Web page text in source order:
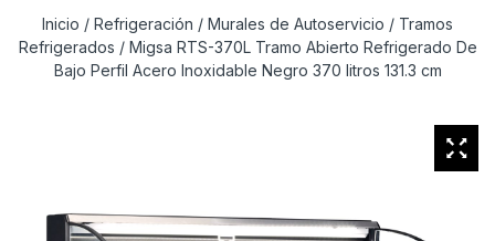
Inicio / Refrigeración / Murales de Autoservicio / Tramos
Refrigerados / Migsa RTS-370L Tramo Abierto Refrigerado De
Bajo Perfil Acero Inoxidable Negro 370 litros 131.3 cm